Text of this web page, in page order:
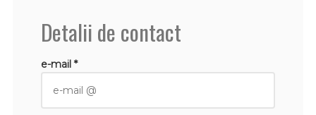
Detalii de contact
e-mail *